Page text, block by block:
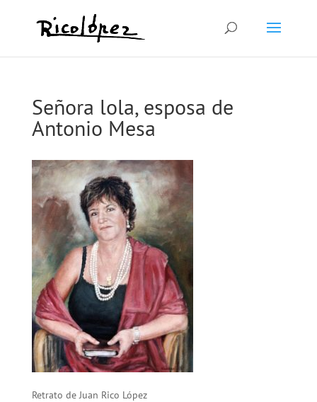
Señora lola, esposa de
Antonio Mesa
Retrato de Juan Rico López